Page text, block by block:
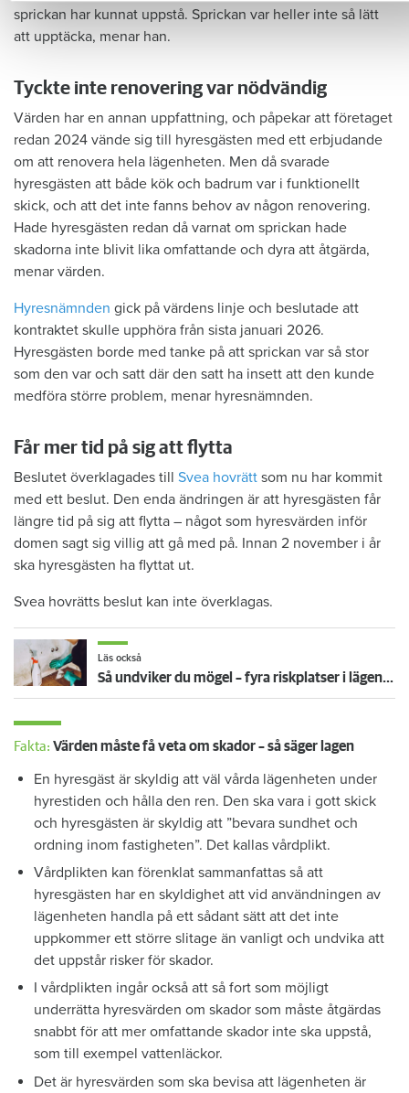
sprickan har kunnat uppstå. Sprickan var heller inte så lätt
att upptäcka, menar han.
Tyckte inte renovering var nödvändig
Värden har en annan uppfattning, och påpekar att företaget
redan 2024 vände sig till hyresgästen med ett erbjudande
om att renovera hela lägenheten. Men då svarade
hyresgästen att både kök och badrum var i funktionellt
skick, och att det inte fanns behov av någon renovering.
Hade hyresgästen redan då varnat om sprickan hade
skadorna inte blivit lika omfattande och dyra att åtgärda,
menar värden.
Hyresnämnden gick på värdens linje och beslutade att
kontraktet skulle upphöra från sista januari 2026.
Hyresgästen borde med tanke på att sprickan var så stor
som den var och satt där den satt ha insett att den kunde
medföra större problem, menar hyresnämnden.
Får mer tid på sig att flytta
Beslutet överklagades till Svea hovrätt som nu har kommit
med ett beslut. Den enda ändringen är att hyresgästen får
längre tid på sig att flytta – något som hyresvärden inför
domen sagt sig villig att gå med på. Innan 2 november i år
ska hyresgästen ha flyttat ut.
Svea hovrätts beslut kan inte överklagas.
Läs också
Så undviker du mögel – fyra riskplatser i lägenheten: ”Måste städa bort”
Fakta: Värden måste få veta om skador – så säger lagen
En hyresgäst är skyldig att väl vårda lägenheten under
hyrestiden och hålla den ren. Den ska vara i gott skick
och hyresgästen är skyldig att ”bevara sundhet och
ordning inom fastigheten”. Det kallas vårdplikt.
Vårdplikten kan förenklat sammanfattas så att
hyresgästen har en skyldighet att vid användningen av
lägenheten handla på ett sådant sätt att det inte
uppkommer ett större slitage än vanligt och undvika att
det uppstår risker för skador.
I vårdplikten ingår också att så fort som möjligt
underrätta hyresvärden om skador som måste åtgärdas
snabbt för att mer omfattande skador inte ska uppstå,
som till exempel vattenläckor.
Det är hyresvärden som ska bevisa att lägenheten är